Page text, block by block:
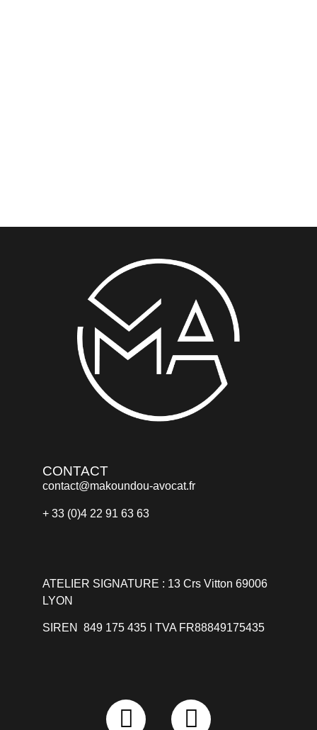
CONTACT
contact@makoundou-avocat.fr
+ 33 (0)4 22 91 63 63
ATELIER SIGNATURE : 13 Crs Vitton 69006
LYON
SIREN 849 175 435 I TVA FR88849175435